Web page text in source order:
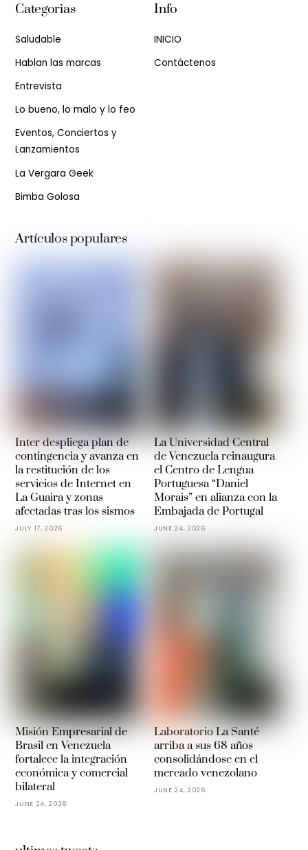
Categorias
Saludable
Hablan las marcas
Entrevista
Lo bueno, lo malo y lo feo
Eventos, Conciertos y
Lanzamientos
La Vergara Geek
Bimba Golosa
Info
INICIO
Contáctenos
Artículos populares
Inter despliega plan de
contingencia y avanza en
la restitución de los
servicios de Internet en
La Guaira y zonas
afectadas tras los sismos
JULY 17, 2026
La Universidad Central
de Venezuela reinaugura
el Centro de Lengua
Portuguesa “Daniel
Morais” en alianza con la
Embajada de Portugal
JUNE 24, 2026
Misión Empresarial de
Brasil en Venezuela
fortalece la integración
económica y comercial
bilateral
JUNE 24, 2026
Laboratorio La Santé
arriba a sus 68 años
consolidándose en el
mercado venezolano
JUNE 24, 2026